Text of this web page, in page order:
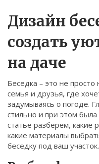
Меню
О нас
Условия использования
Политика
ФЗ-152
Связаться
Дизайн
создать
на даче
Беседка – это не просто
семья и друзья, где
задумываясь о погоде.
стильно и при этом
статье разберём, какие
какие материалы
беседку под ваш участок.